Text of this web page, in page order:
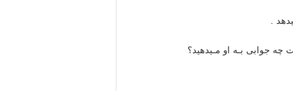
.
جوابی بـه او مـیدهید؟